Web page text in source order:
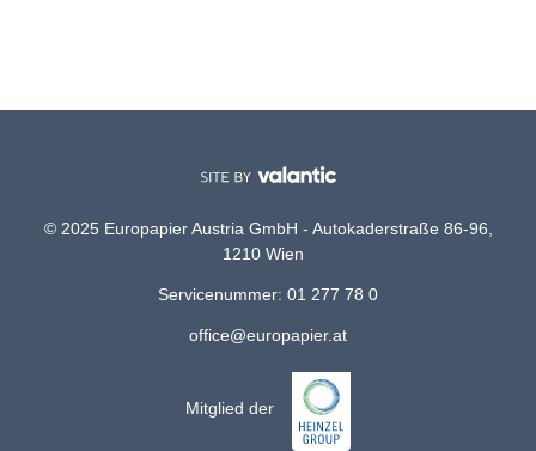
© 2025 Europapier Austria GmbH - Autokaderstraße 86-96,
1210 Wien
Servicenummer: 01 277 78 0
office@europapier.at
Mitglied der